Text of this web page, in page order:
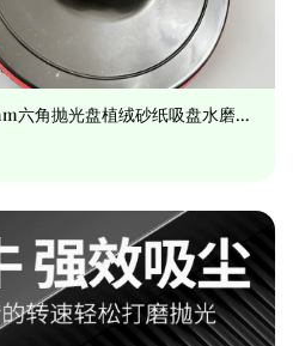
六角抛光盘植绒砂纸吸盘水磨片